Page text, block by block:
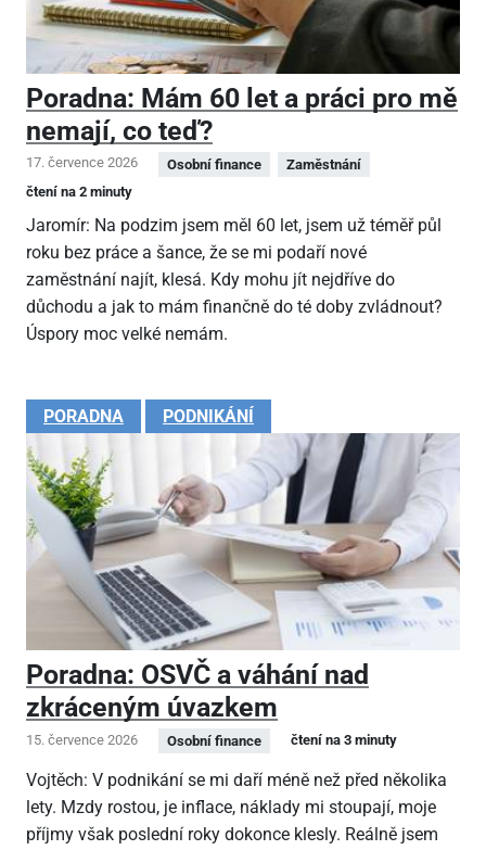
Poradna: Mám 60 let a práci pro mě
nemají, co teď?
17. července 2026 Osobní finance
Zaměstnání
čtení na 2 minuty
Jaromír: Na podzim jsem měl 60 let, jsem už téměř půl
roku bez práce a šance, že se mi podaří nové
zaměstnání najít, klesá. Kdy mohu jít nejdříve do
důchodu a jak to mám finančně do té doby zvládnout?
Úspory moc velké nemám.
PORADNA PODNIKÁNÍ
Poradna: OSVČ a váhání nad
zkráceným úvazkem
15. července 2026 Osobní finance čtení na 3 minuty
Vojtěch: V podnikání se mi daří méně než před několika
lety. Mzdy rostou, je inflace, náklady mi stoupají, moje
příjmy však poslední roky dokonce klesly. Reálně jsem